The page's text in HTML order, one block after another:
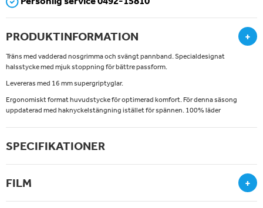
PRODUKTINFORMATION +
Träns med vadderad nosgrimma och svängt pannband. Specialdesignat
halsstycke med mjuk stoppning för bättre passform.
Levereras med 16 mm supergriptyglar.
Ergonomiskt format huvudstycke för optimerad komfort. För denna säsong
uppdaterad med haknyckelstängning istället för spännen. 100% läder
SPECIFIKATIONER
FILM +